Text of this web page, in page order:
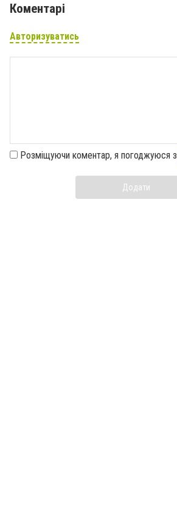
Коментарі
Авторизуватись
Розміщуючи коментар, я погоджуюся з
Додати